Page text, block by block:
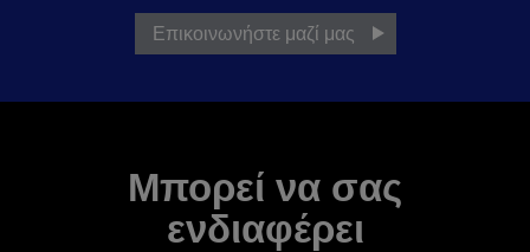
Επικοινωνήστε μαζί μας
Μπορεί να σας
ενδιαφέρει